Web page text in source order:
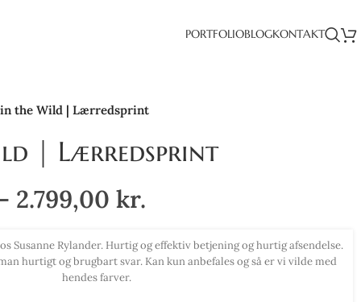
PORTFOLIOBLOGKONTAKT
the Wild | Lærredsprint
| Lærredsprint
2.799,00 kr.
smukke farver. Har haft det svært med at indrette min bolig, men
jeg love for jeg blev inspireret til ny stil. Kan anbefale alle at købe
smukke billeder herfra.